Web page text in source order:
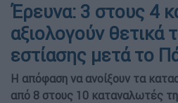
Έρευνα: 3 στους 4
αξιολογούν θετικά
εστίασης μετά το
Η απόφαση να ανοίξουν τα
από 8 στους 10 καταναλωτές